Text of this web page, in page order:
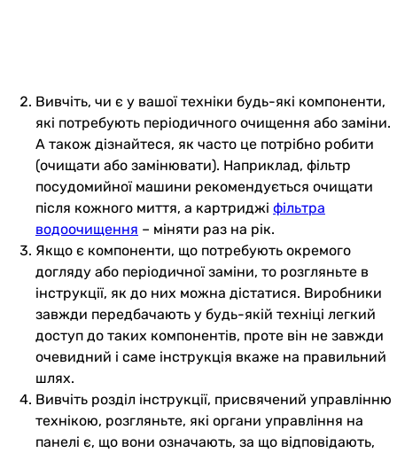
Вивчіть, чи є у вашої техніки будь-які компоненти,
які потребують періодичного очищення або заміни.
А також дізнайтеся, як часто це потрібно робити
(очищати або замінювати). Наприклад, фільтр
посудомийної машини рекомендується очищати
після кожного миття, а картриджі фільтра
водоочищення – міняти раз на рік.
Якщо є компоненти, що потребують окремого
догляду або періодичної заміни, то розгляньте в
інструкції, як до них можна дістатися. Виробники
завжди передбачають у будь-якій техніці легкий
доступ до таких компонентів, проте він не завжди
очевидний і саме інструкція вкаже на правильний
шлях.
Вивчіть розділ інструкції, присвячений управлінню
технікою, розгляньте, які органи управління на
панелі є, що вони означають, за що відповідають,